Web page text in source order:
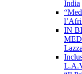
India
IN